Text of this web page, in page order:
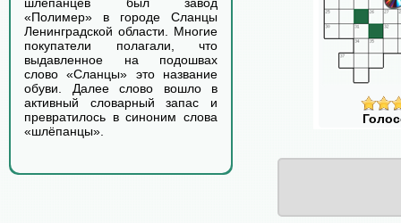
«Полимер» в городе Сланцы
Ленинградской области. Многие
покупатели полагали, что
выдавленное на подошвах
слово «Сланцы» это название
обуви. Далее слово вошло в
активный словарный запас и
превратилось в синоним слова
«шлёпанцы».